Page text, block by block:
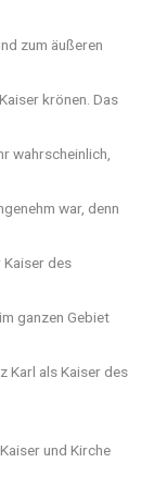
zum äußeren
krönen. Das
wahrscheinlich,
war, denn
Kaiser des
ganzen Gebiet
Karl als Kaiser des
und Kirche